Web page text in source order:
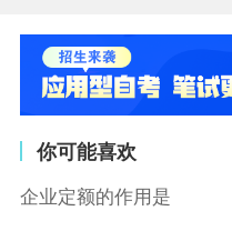
你可能喜欢
企业定额的作用是